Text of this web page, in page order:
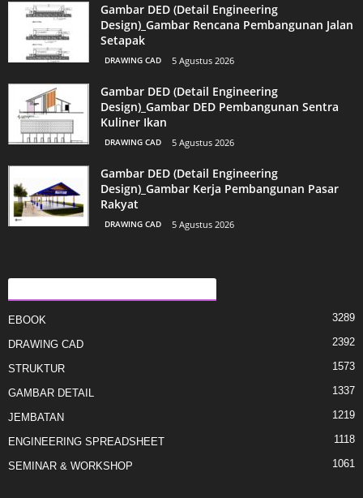
Gambar DED (Detail Engineering
Design)_Gambar Rencana Pembangunan Jalan
Setapak
DRAWING CAD 5 Agustus 2026
Gambar DED (Detail Engineering
Design)_Gambar DED Pembangunan Sentra
Kuliner Ikan
DRAWING CAD 5 Agustus 2026
Gambar DED (Detail Engineering
Design)_Gambar Kerja Pembangunan Pasar
Rakyat
DRAWING CAD 5 Agustus 2026
KATEGORI E POPULLARIZUAR
EBOOK 3289
DRAWING CAD 2392
STRUKTUR 1573
GAMBAR DETAIL 1337
JEMBATAN 1219
ENGINEERING SPREADSHEET 1118
SEMINAR & WORKSHOP 1061